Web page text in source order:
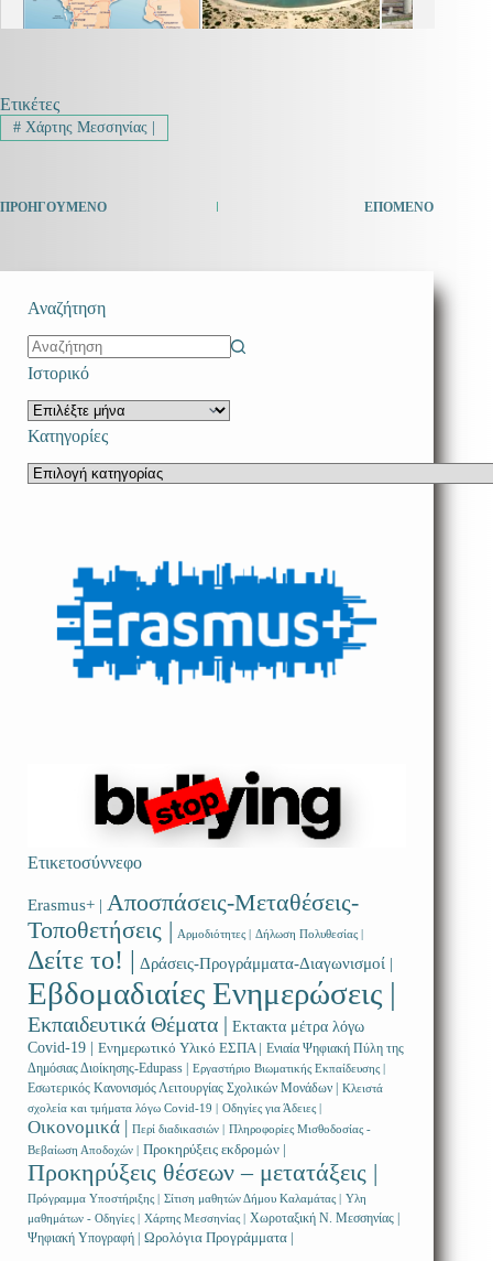
Ετικέτες
#Χάρτης Μεσσηνίας |
ΠΡΟΗΓΟΎΜΕΝΟ ΕΠΌΜΕΝΟ
Αναζήτηση
No
results
Ιστορικό
Ιστορικό
Κατηγορίες
Κατηγορίες
Ετικετοσύννεφο
Erasmus+ | Αποσπάσεις-Μεταθέσεις-
Τοποθετήσεις | Αρμοδιότητες | Δήλωση Πολυθεσίας |
Δείτε το! | Δράσεις-Προγράμματα-Διαγωνισμοί |
Εβδομαδιαίες Ενημερώσεις |
Εκπαιδευτικά Θέματα | Εκτακτα μέτρα λόγω
Covid-19 | Ενημερωτικό Υλικό ΕΣΠΑ | Ενιαία Ψηφιακή Πύλη της
Δημόσιας Διοίκησης-Edupass |
Εργαστήριο Βιωματικής Εκπαίδευσης |
Εσωτερικός Κανονισμός Λειτουργίας Σχολικών Μονάδων |
Κλειστά
σχολεία και τμήματα λόγω Covid-19 |
Οδηγίες για Άδειες |
Οικονομικά | Περί διαδικασιών |
Πληροφορίες Μισθοδοσίας -
Βεβαίωση Αποδοχών |
Προκηρύξεις εκδρομών |
Προκηρύξεις θέσεων – μετατάξεις |
Πρόγραμμα Υποστήριξης | Σίτιση μαθητών Δήμου Καλαμάτας |
Υλη
μαθημάτων - Οδηγίες |
Χάρτης Μεσσηνίας |
Χωροταξική Ν. Μεσσηνίας |
Ψηφιακή Υπογραφή |
Ωρολόγια Προγράμματα |